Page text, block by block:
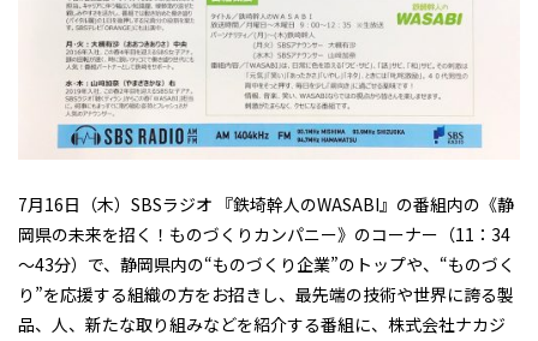
7月16日（木）SBSラジオ 『鉄埼幹人のWASABI』の番組内の《静
岡県の未来を招く！ものづくりカンパニー》のコーナー（11：34
～43分）で、静岡県内の“ものづくり企業”のトップや、“ものづく
り”を応援する組織の方をお招きし、最先端の技術や世界に誇る製
品、人、新たな取り組みなどを紹介する番組に、株式会社ナカジ